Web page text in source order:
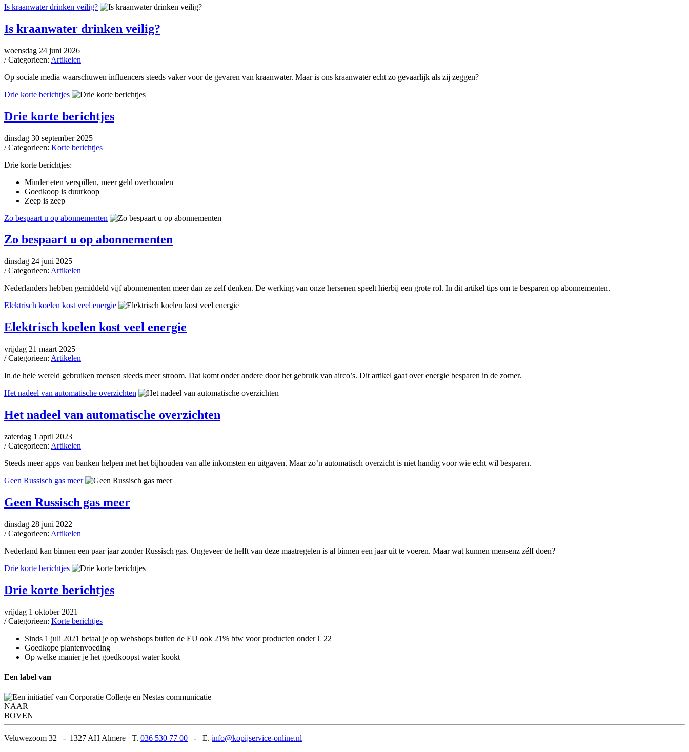
Is kraanwater drinken veilig?
Is kraanwater drinken veilig?
woensdag 24 juni 2026
/ Categorieen: Artikelen
Op sociale media waarschuwen influencers steeds vaker voor de gevaren van kraanwater. Maar is ons kraanwater echt zo gevaarlijk als zij zeggen?
Drie korte berichtjes
Drie korte berichtjes
dinsdag 30 september 2025
/ Categorieen: Korte berichtjes
Drie korte berichtjes:
Minder eten verspillen, meer geld overhouden
Goedkoop is duurkoop
Zeep is zeep
Zo bespaart u op abonnementen
Zo bespaart u op abonnementen
dinsdag 24 juni 2025
/ Categorieen: Artikelen
Nederlanders hebben gemiddeld vijf abonnementen meer dan ze zelf denken. De werking van onze hersenen speelt hierbij een grote rol. In dit artikel tips om te besparen op abonnementen.
Elektrisch koelen kost veel energie
Elektrisch koelen kost veel energie
vrijdag 21 maart 2025
/ Categorieen: Artikelen
In de hele wereld gebruiken mensen steeds meer stroom. Dat komt onder andere door het gebruik van airco’s. Dit artikel gaat over energie besparen in de zomer.
Het nadeel van automatische overzichten
Het nadeel van automatische overzichten
zaterdag 1 april 2023
/ Categorieen: Artikelen
Steeds meer apps van banken helpen met het bijhouden van alle inkomsten en uitgaven. Maar zo’n automatisch overzicht is niet handig voor wie echt wil besparen.
Geen Russisch gas meer
Geen Russisch gas meer
dinsdag 28 juni 2022
/ Categorieen: Artikelen
Nederland kan binnen een paar jaar zonder Russisch gas. Ongeveer de helft van deze maatregelen is al binnen een jaar uit te voeren. Maar wat kunnen mensenz zélf doen?
Drie korte berichtjes
Drie korte berichtjes
vrijdag 1 oktober 2021
/ Categorieen: Korte berichtjes
Sinds 1 juli 2021 betaal je op webshops buiten de EU ook 21% btw voor producten onder € 22
Goedkope plantenvoeding
Op welke manier je het goedkoopst water kookt
Een label van
NAAR
BOVEN
Veluwezoom 32 - 1327 AH Almere T. 036 530 77 00 - E. info@kopijservice-online.nl